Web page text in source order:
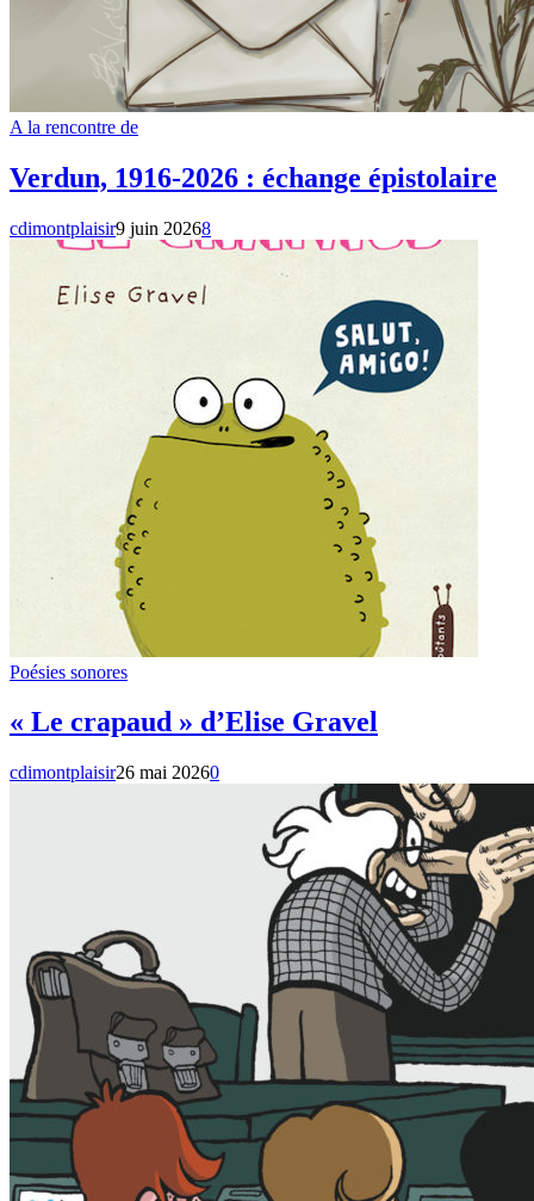
A la rencontre de
Verdun, 1916-2026 : échange épistolaire
cdimontplaisir9 juin 20268
Poésies sonores
« Le crapaud » d’Elise Gravel
cdimontplaisir26 mai 20260